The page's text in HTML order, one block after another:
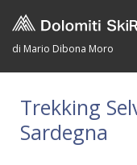
di Mario Dibona Moro
Trekking
Sardegna